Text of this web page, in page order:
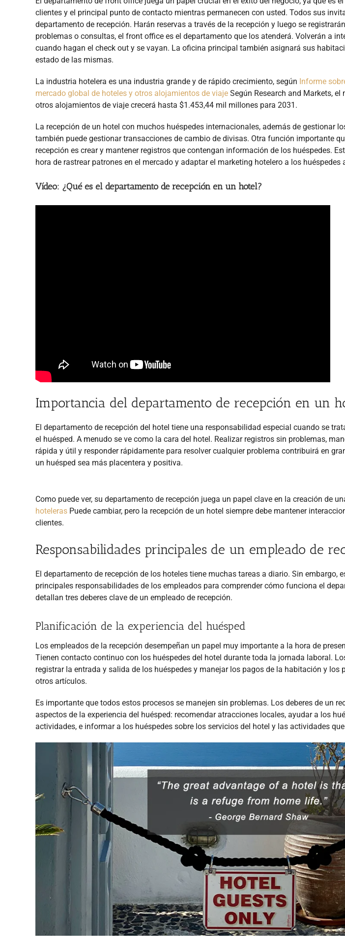
clientes y el principal punto de contacto mientras permanecen con usted. Todos sus
departamento de recepción. Harán reservas a través de la recepción y luego se
problemas o consultas, el front office es el departamento que los atenderá. Volverán a
cuando hagan el check out y se vayan. La oficina principal también asignará sus
estado de las mismas.
La industria hotelera es una industria grande y de rápido crecimiento, según Informe
mercado global de hoteles y otros alojamientos de viaje Según Research and Markets,
otros alojamientos de viaje crecerá hasta $1.453,44 mil millones para 2031.
La recepción de un hotel con muchos huéspedes internacionales, además de gestionar
también puede gestionar transacciones de cambio de divisas. Otra función importante
recepción es crear y mantener registros que contengan información de los huéspedes.
hora de rastrear patrones en el mercado y adaptar el marketing hotelero a los huéspedes
Vídeo: ¿Qué es el departamento de recepción en un hotel?
Importancia del departamento de recepción en un
El departamento de recepción del hotel tiene una responsabilidad especial cuando se
el huésped. A menudo se ve como la cara del hotel. Realizar registros sin problemas,
rápida y útil y responder rápidamente para resolver cualquier problema contribuirá en
un huésped sea más placentera y positiva.
Como puede ver, su departamento de recepción juega un papel clave en la creación de
hoteleras Puede cambiar, pero la recepción de un hotel siempre debe mantener
clientes.
Responsabilidades principales de un empleado de
El departamento de recepción de los hoteles tiene muchas tareas a diario. Sin embargo,
principales responsabilidades de los empleados para comprender cómo funciona el
detallan tres deberes clave de un empleado de recepción.
Planificación de la experiencia del huésped
Los empleados de la recepción desempeñan un papel muy importante a la hora de
Tienen contacto continuo con los huéspedes del hotel durante toda la jornada laboral.
registrar la entrada y salida de los huéspedes y manejar los pagos de la habitación y los
otros artículos.
Es importante que todos estos procesos se manejen sin problemas. Los deberes de un
aspectos de la experiencia del huésped: recomendar atracciones locales, ayudar a los
actividades, e informar a los huéspedes sobre los servicios del hotel y las actividades